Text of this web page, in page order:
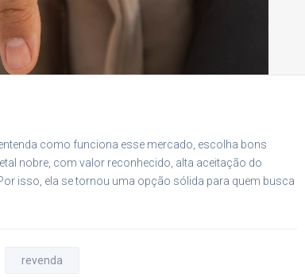
como funciona esse mercado, escolha bons
nobre, com valor reconhecido, alta aceitação do
isso, ela se tornou uma opção sólida para quem busca
revenda